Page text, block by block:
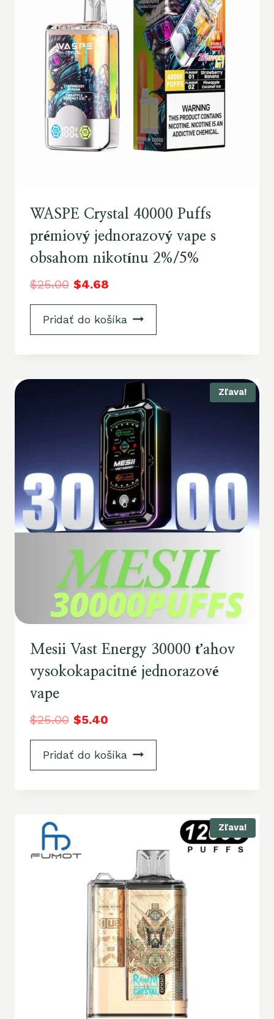
WASPE Crystal 40000 Puffs
prémiový jednorazový vape s
obsahom nikotínu 2%/5%
$25.00 $4.68
Pridať do košíka
Zľava!
Mesii Vast Energy 30000 ťahov
vysokokapacitné jednorazové
vape
$25.00 $5.40
Pridať do košíka
Zľava!